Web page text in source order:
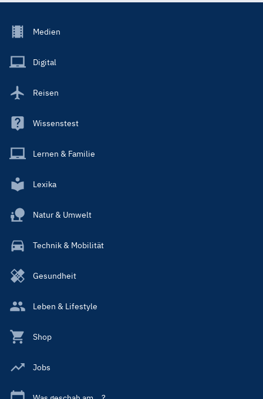
Footer
Main
Medien
Digital
Reisen
Wissenstest
Lernen & Familie
Lexika
Natur & Umwelt
Technik & Mobilität
Gesundheit
Leben & Lifestyle
Shop
Jobs